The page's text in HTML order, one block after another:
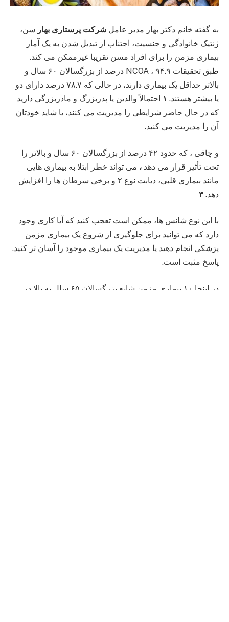
به گفته خانم دکتر بهار مدیر عامل شرکت پرستاری بهار سن،
ژنتیک خانوادگی و جنسیت، اجتناب از تبدیل شدن به یک آمار
بیماری مزمن را برای افراد مسن تقریبا غیرممکن می کند.
طبق تحقیقات NCOA ، ۹۴.۹ درصد از بزرگسالان ۶۰ سال و
بالاتر حداقل یک بیماری دارند، در حالی که ۷۸.۷ درصد دارای دو
یا بیشتر هستند. ۱ احتمالاً والدین یا پدربزرگ و مادربزرگی دارید
که در حال حاضر شرایطی را مدیریت می کنند، یا شاید خودتان
آن را مدیریت می کنید.
و چاقی ، که حدود ۴۲ درصد از بزرگسالان ۶۰ سال و بالاتر را
تحت تأثیر قرار می دهد ، می تواند خطر ابتلا به بیماری هایی
مانند بیماری قلبی، دیابت نوع ۲ و برخی سرطان ها را افزایش
دهد. ۳
با این نوع شانس ها، ممکن است تعجب کنید که آیا کاری وجود
دارد که می توانید برای جلوگیری از شروع یک بیماری مزمن
پزشکی انجام دهید یا مدیریت یک بیماری موجود را آسان تر کنید.
پاسخ مثبت است.
در اینجا ۱۰ بیماری مزمن شایع بزرگسالان ۶۵ سال به بالا در